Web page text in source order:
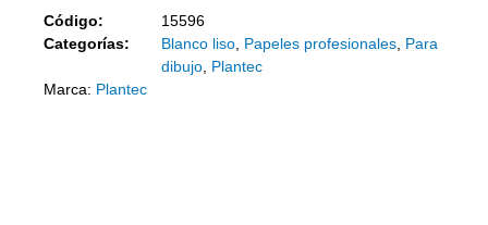
Código:
15596
Categorías:
Blanco liso, Papeles profesionales, Para
dibujo, Plantec
Marca: Plantec